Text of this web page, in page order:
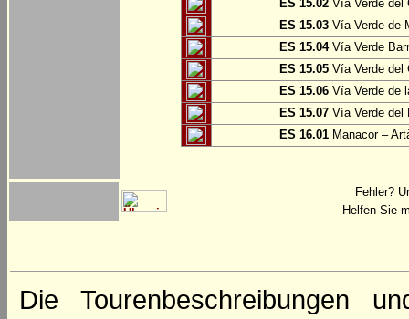
ES 15.02 Vía Verde del
ES 15.03 Vía Verde de
ES 15.04Vía Verde
ES 15.05 Vía Verde del
ES 15.06 Vía Verde de
ES 15.07 Vía Verde del
ES 16.01 Manacor –
Fehler?
Helfen Sie
Die Tourenbeschreibungen